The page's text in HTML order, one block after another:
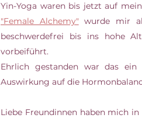
"Female Alchemy" wurde mir
beschwerdefrei bis ins hohe
vorbeiführt.
Ehrlich gestanden war das
Auswirkung auf die
Liebe Freundinnen haben mich